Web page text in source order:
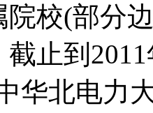
院校(部分
止到
华北电力